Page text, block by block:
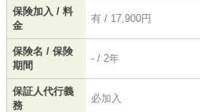
保険加入 / 料
金
有 / 17,900円
保険名 / 保険
期間
- / 2年
保証人代行義
務
必加入